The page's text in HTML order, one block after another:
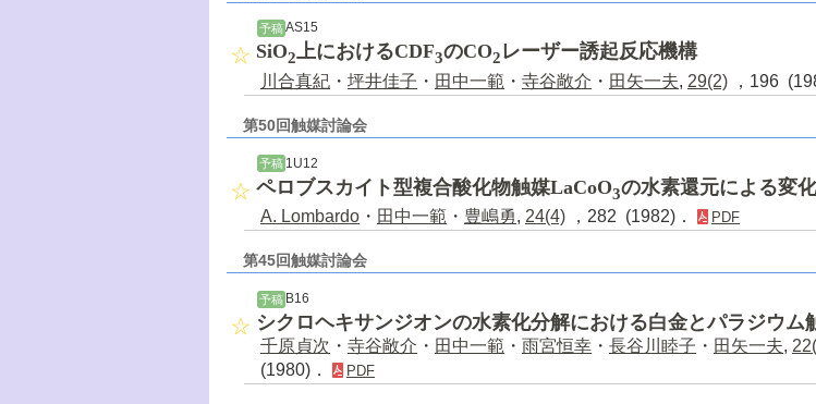
予稿 AS15
SiO2上におけるCDF3のCO2レーザー誘起反応機構
川合真紀 ・ 坪井佳子 ・ 田中一範 ・ 寺谷敞介 ・ 田矢一夫, 29(2) ，196
第50回触媒討論会
予稿 1U12
ペロブスカイト型複合酸化物触媒LaCoO3の水素還元による変化
A. Lombardo ・ 田中一範 ・ 豊嶋勇, 24(4) ，282 (1982)． PDF
第45回触媒討論会
予稿 B16
シクロヘキサンジオンの水素化分解における白金とパラジウム
千原貞次 ・ 寺谷敞介 ・ 田中一範 ・ 雨宮恒幸 ・ 長谷川睦子 ・ 田矢一夫,
(1980)．
PDF